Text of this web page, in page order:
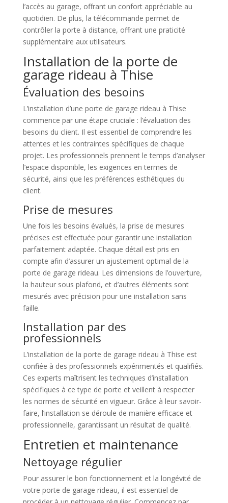
l’accès au garage, offrant un confort appréciable au
quotidien. De plus, la télécommande permet de
contrôler la porte à distance, offrant une praticité
supplémentaire aux utilisateurs.
Installation de la porte de
garage rideau à Thise
Évaluation des besoins
L’installation d’une porte de garage rideau à Thise
commence par une étape cruciale : l’évaluation des
besoins du client. Il est essentiel de comprendre les
attentes et les contraintes spécifiques de chaque
projet. Les professionnels prennent le temps d’analyser
l’espace disponible, les exigences en termes de
sécurité, ainsi que les préférences esthétiques du
client.
Prise de mesures
Une fois les besoins évalués, la prise de mesures
précises est effectuée pour garantir une installation
parfaitement adaptée. Chaque détail est pris en
compte afin d’assurer un ajustement optimal de la
porte de garage rideau. Les dimensions de l’ouverture,
la hauteur sous plafond, et d’autres éléments sont
mesurés avec précision pour une installation sans
faille.
Installation par des
professionnels
L’installation de la porte de garage rideau à Thise est
confiée à des professionnels expérimentés et qualifiés.
Ces experts maîtrisent les techniques d’installation
spécifiques à ce type de porte et veillent à respecter
les normes de sécurité en vigueur. Grâce à leur savoir-
faire, l’installation se déroule de manière efficace et
professionnelle, garantissant un résultat de qualité.
Entretien et maintenance
Nettoyage régulier
Pour assurer le bon fonctionnement et la longévité de
votre porte de garage rideau, il est essentiel de